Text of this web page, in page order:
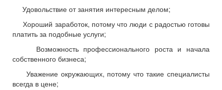
Удовольствие от занятия интересным делом;
Хороший заработок, потому что люди с радостью готовы
платить за подобные услуги;
Возможность профессионального роста и начала
собственного бизнеса;
Уважение окружающих, потому что такие специалисты
всегда в цене;